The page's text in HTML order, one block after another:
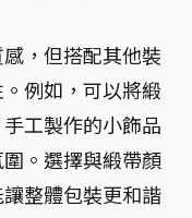
，但搭配其他裝
例如，可以將緞
工製作的小飾品
。選擇與緞帶顏
整體包裝更和諧